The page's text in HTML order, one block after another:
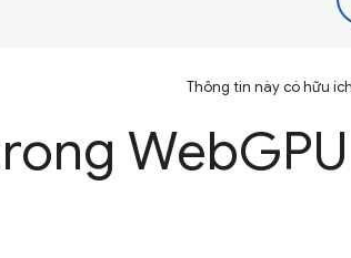
Thông tin này có hữu
Web